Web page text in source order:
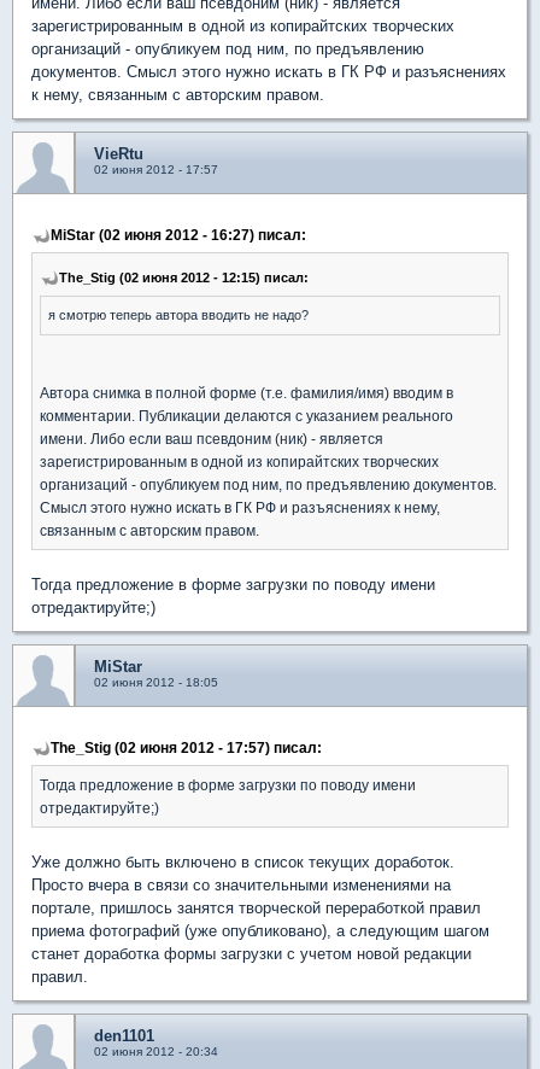
зарегистрированным в одной из копирайтских творческих
организаций - опубликуем под ним, по предъявлению
документов. Смысл этого нужно искать в ГК РФ и разъяснениях
к нему, связанным с авторским правом.
VieRtu
02 июня 2012 - 17:57
MiStar (02 июня 2012 - 16:27) писал:
The_Stig (02 июня 2012 - 12:15) писал:
я смотрю теперь автора вводить не надо?
Автора снимка в полной форме (т.е. фамилия/имя) вводим в
комментарии. Публикации делаются с указанием реального
имени. Либо если ваш псевдоним (ник) - является
зарегистрированным в одной из копирайтских творческих
организаций - опубликуем под ним, по предъявлению документов.
Смысл этого нужно искать в ГК РФ и разъяснениях к нему,
связанным с авторским правом.
Тогда предложение в форме загрузки по поводу имени
отредактируйте;)
MiStar
02 июня 2012 - 18:05
The_Stig (02 июня 2012 - 17:57) писал:
Тогда предложение в форме загрузки по поводу имени
отредактируйте;)
Уже должно быть включено в список текущих доработок.
Просто вчера в связи со значительными изменениями на
портале, пришлось занятся творческой переработкой правил
приема фотографий (уже опубликовано), а следующим шагом
станет доработка формы загрузки с учетом новой редакции
правил.
den1101
02 июня 2012 - 20:34